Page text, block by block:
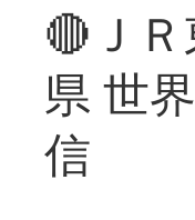
🔴Ｊ
県 世
信